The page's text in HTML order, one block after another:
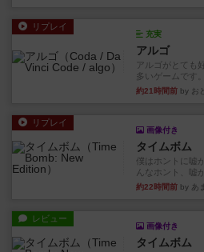
リプレイ
充実
アルゴ
アルゴがとても
多いゲームです
約21時間前 by お
リプレイ
画像付き
タイムボム
僕はホントに嘘
んなホント、嘘
約22時間前 by あ
レビュー
画像付き
タイムボム